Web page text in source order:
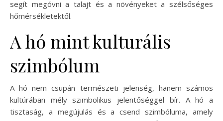
segít megóvni a talajt és a növényeket a szélsőséges
hőmérsékletektől.
A hó mint kulturális
szimbólum
A hó nem csupán természeti jelenség, hanem számos
kultúrában mély szimbolikus jelentőséggel bír. A hó a
tisztaság, a megújulás és a csend szimbóluma, amely